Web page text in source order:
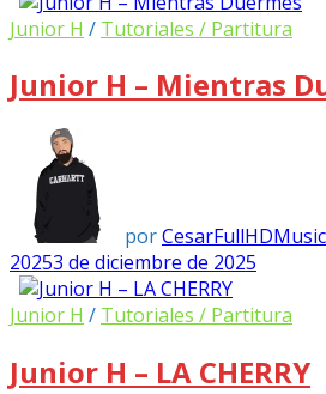
Junior H / Tutoriales / Partitura
Junior H – Mientras
porCesarFullHDMusic
20253 de diciembre de 2025
Junior H / Tutoriales / Partitura
Junior H – LA CHERRY